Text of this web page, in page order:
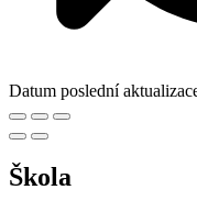
Datum poslední
Škola